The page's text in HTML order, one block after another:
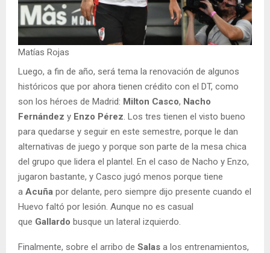
Matías Rojas
Luego, a fin de año, será tema la renovación de algunos
históricos que por ahora tienen crédito con el DT, como
son los héroes de Madrid: Milton Casco, Nacho
Fernández y Enzo Pérez . Los tres tienen el visto bueno
para quedarse y seguir en este semestre, porque le dan
alternativas de juego y porque son parte de la mesa chica
del grupo que lidera el plantel. En el caso de Nacho y Enzo,
jugaron bastante, y Casco jugó menos porque tiene
a Acuña por delante, pero siempre dijo presente cuando el
Huevo faltó por lesión. Aunque no es casual
que Gallardo busque un lateral izquierdo.
Finalmente, sobre el arribo de Salas a los entrenamientos,